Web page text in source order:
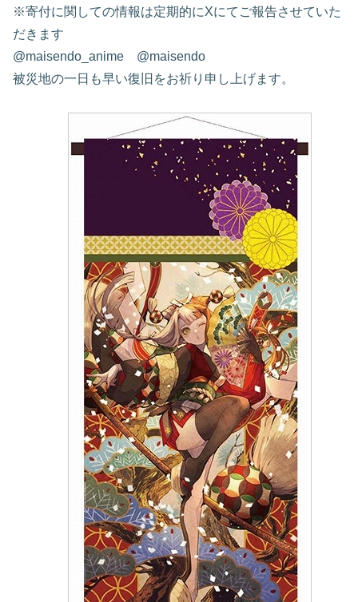
※寄付に関しての情報は定期的にXにてご報告させていた
だきます
@maisendo_anime @maisendo
被災地の一日も早い復旧をお祈り申し上げます。